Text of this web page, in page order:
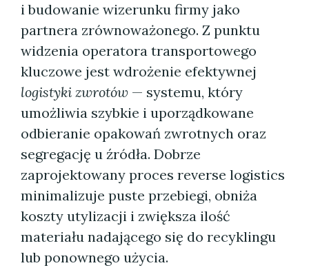
i budowanie wizerunku firmy jako
partnera zrównoważonego. Z punktu
widzenia operatora transportowego
kluczowe jest wdrożenie efektywnej
logistyki zwrotów — systemu, który
umożliwia szybkie i uporządkowane
odbieranie opakowań zwrotnych oraz
segregację u źródła. Dobrze
zaprojektowany proces reverse logistics
minimalizuje puste przebiegi, obniża
koszty utylizacji i zwiększa ilość
materiału nadającego się do recyklingu
lub ponownego użycia.